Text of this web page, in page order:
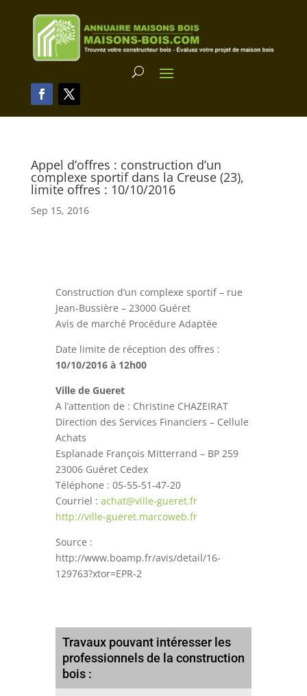
Appel d’offres : construction d’un
complexe sportif dans la Creuse (23),
limite offres : 10/10/2016
Sep 15, 2016
Construction d’un complexe sportif – rue
Jean-Bussière – 23000 Guéret
Avis de marché Procédure Adaptée
Date limite de réception des offres :
10/10/2016 à 12h00
Ville de Gueret
A l’attention de : Christine CHAZEIRAT
Direction des Services Financiers – Cellule
Achats
Esplanade François Mitterrand – BP 259
23006 Guéret Cedex
Téléphone : 05-55-51-47-20
Courriel : achat@ville-gueret.fr
http://ville-gueret.marcoweb.fr
Source :
http://www.boamp.fr/avis/detail/16-
129763?xtor=EPR-2
Travaux pouvant intéresser les
professionnels de la construction
bois :